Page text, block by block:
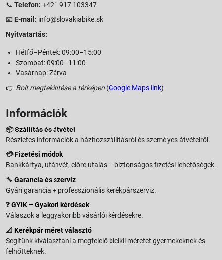
📞 Telefon: +421 917 103347
📧 E-mail: info@slovakiabike.sk
Nyitvatartás:
Hétfő–Péntek: 09:00–15:00
Szombat: 09:00–11:00
Vasárnap: Zárva
👉 Bolt megtekintése a térképen (Google Maps link)
Információk
📦Szállítás és átvétel
Részletes információk a házhozszállításról és személyes átvételről.
💳Fizetési módok
Bankkártya, utánvét, előre utalás – biztonságos fizetési lehetőségek.
🔧 Garancia és szerviz
Gyári garancia + professzionális kerékpárszerviz.
❓GYIK – Gyakori kérdések
Válaszok a leggyakoribb vásárlói kérdésekre.
📐 Kerékpár méret választó
Segítünk kiválasztani a megfelelő bicikli méretet gyermekeknek és
felnőtteknek.